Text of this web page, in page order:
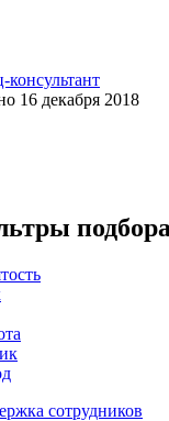
16 декабря 2018
сотрудников